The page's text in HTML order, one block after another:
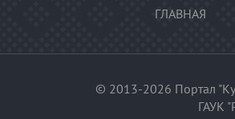
ГЛАВНАЯ
© 2013-2026 Портал
ГАУК